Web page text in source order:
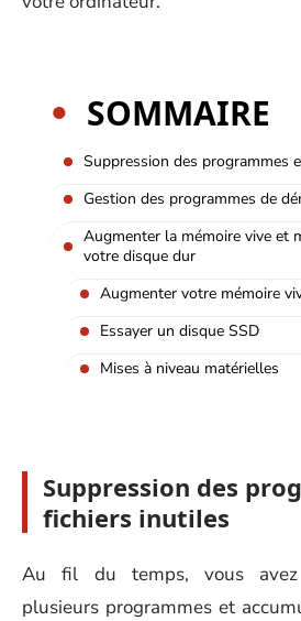
SOMMAIRE
Suppression des programmes
Gestion des programmes de
Augmenter la mémoire vive et
votre disque dur
Augmenter votre mémoire
Essayer un disque SSD
Mises à niveau matérielles
Suppression des
fichiers inutiles
Au fil du temps, vous avez
plusieurs programmes et